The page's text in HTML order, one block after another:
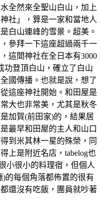
全然來全聖山白山，加上
社」，算是一家和當地人
白山連峰的雪景。超美。
參拜一下這座超過兩千一
這間神社在全日本有3000
功登頂白山，確立了白山
國傳播。也就是說，想了
這座神社開始。和田屋是
大也非常美，尤其是秋冬
加賀(前田家)的，結果居
最早和田屋的主人和山口
到米其林一星的殊榮，同
上是附近名店，tabelog也
小很小的料理宿，但個人
的每個角落都佈置的很有
還沒有吃飯，團員就吵著